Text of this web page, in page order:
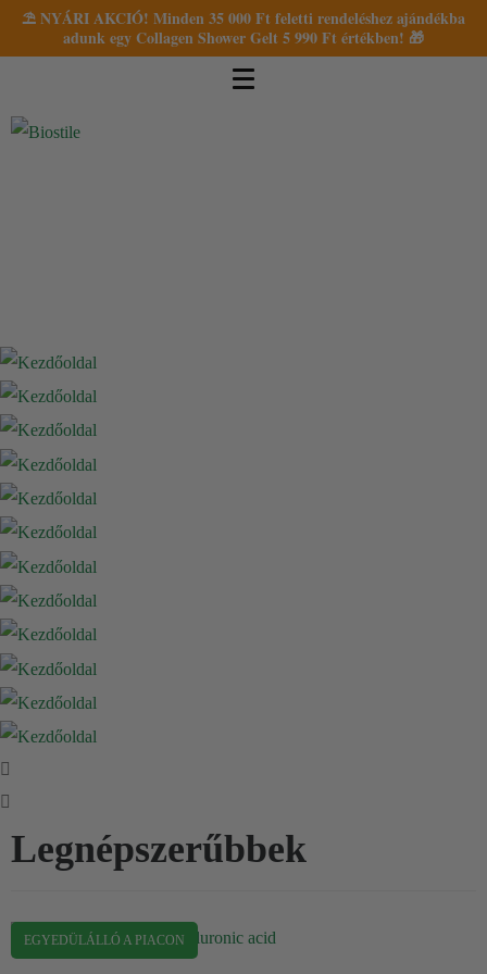
⛱️ NYÁRI AKCIÓ! Minden 35 000 Ft feletti rendeléshez ajándékba
adunk egy Collagen Shower Gelt 5 990 Ft értékben! 🎁
Legnépszerűbbek
EGYEDÜLÁLLÓ A PIACON